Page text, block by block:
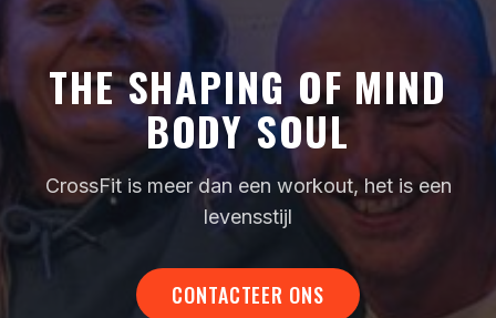
THE SHAPING OF MIND
BODY SOUL
CrossFit is meer dan een workout, het is een
levensstijl
CONTACTEER ONS